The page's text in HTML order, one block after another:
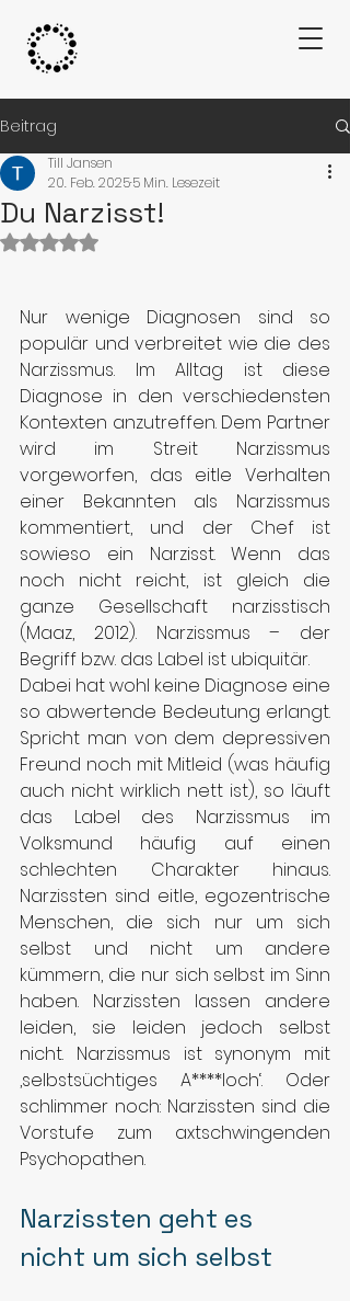
Beitrag
Du Narzisst!
Till Jansen
20. Feb. 20255 Min. Lesezeit
Mit NaN von 5 Sternen bewertet.
Nur wenige Diagnosen sind so
populär und verbreitet wie die des
Narzissmus. Im Alltag ist diese
Diagnose in den verschiedensten
Kontexten anzutreffen. Dem Partner
wird im Streit Narzissmus
vorgeworfen, das eitle Verhalten
einer Bekannten als Narzissmus
kommentiert, und der Chef ist
sowieso ein Narzisst. Wenn das
noch nicht reicht, ist gleich die
ganze Gesellschaft narzisstisch
(Maaz, 2012). Narzissmus – der
Begriff bzw. das Label ist ubiquitär.
Dabei hat wohl keine Diagnose eine
so abwertende Bedeutung erlangt.
Spricht man von dem depressiven
Freund noch mit Mitleid (was häufig
auch nicht wirklich nett ist), so läuft
das Label des Narzissmus im
Volksmund häufig auf einen
schlechten Charakter hinaus.
Narzissten sind eitle, egozentrische
Menschen, die sich nur um sich
selbst und nicht um andere
kümmern, die nur sich selbst im Sinn
haben. Narzissten lassen andere
leiden, sie leiden jedoch selbst
nicht. Narzissmus ist synonym mit
‚selbstsüchtiges A****loch‘. Oder
schlimmer noch: Narzissten sind die
Vorstufe zum axtschwingenden
Psychopathen.
Narzissten geht es
nicht um sich selbst